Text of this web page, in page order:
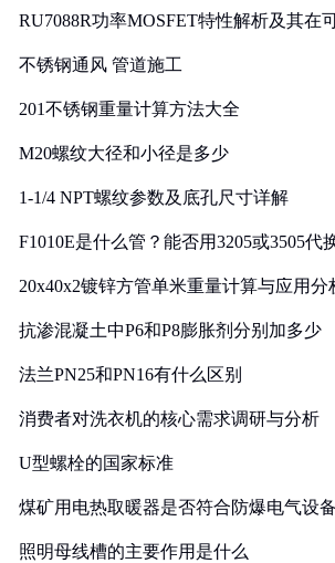
RU7088R功率MOSFET特性解析及其在
不锈钢通风 管道施工
201不锈钢重量计算方法大全
M20螺纹大径和小径是多少
1-1/4 NPT螺纹参数及底孔尺寸详解
F1010E是什么管？能否用3205或3505代
20x40x2镀锌方管单米重量计算与应用分
抗渗混凝土中P6和P8膨胀剂分别加多少
法兰PN25和PN16有什么区别
消费者对洗衣机的核心需求调研与分析
U型螺栓的国家标准
煤矿用电热取暖器是否符合防爆电气设
照明母线槽的主要作用是什么